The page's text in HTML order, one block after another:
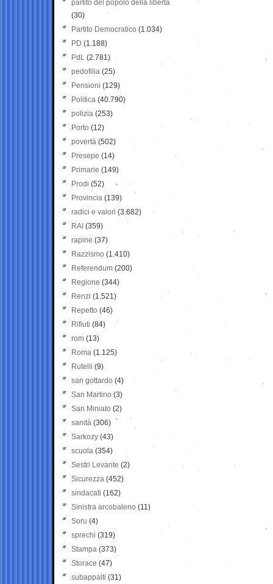
partito del popolo della libertà
(30)
Partito Democratico (1.034)
PD (1.188)
PdL (2.781)
pedofilia (25)
Pensioni (129)
Politica (40.790)
polizia (253)
Porto (12)
povertà (502)
Presepe (14)
Primarie (149)
Prodi (52)
Provincia (139)
radici e valori (3.682)
RAI (359)
rapine (37)
Razzismo (1.410)
Referendum (200)
Regione (344)
Renzi (1.521)
Repetto (46)
Rifiuti (84)
rom (13)
Roma (1.125)
Rutelli (9)
san gottardo (4)
San Martino (3)
San Miniato (2)
sanità (306)
Sarkozy (43)
scuola (354)
Sestri Levante (2)
Sicurezza (452)
sindacati (162)
Sinistra arcobaleno (11)
Soru (4)
sprechi (319)
Stampa (373)
Storace (47)
subappalti (31)